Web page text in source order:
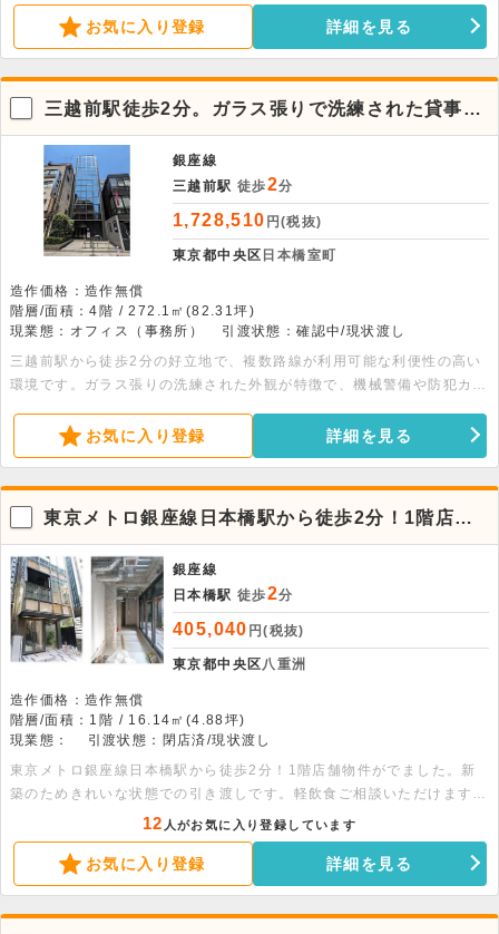
ます。詳細につきましてはぜひお問い合わせください。
お気に入り登録 詳細を見る
三越前駅徒歩2分。ガラス張りで洗練された貸事務
所
銀座線
三越前駅 徒歩2分
1,728,510 円(税抜)
東京都中央区 日本橋室町
造作価格：造作無償
階層/面積：4階 / 272.1㎡(82.31坪)
現業態：オフィス（事務所）
引渡状態：確認中/現状渡し
三越前駅から徒歩2分の好立地で、複数路線が利用可能な利便性の高い
環境です。ガラス張りの洗練された外観が特徴で、機械警備や防犯カメ
した室内は、男女別トイレ完備で事務環境も良好です。ぜひお問い合わ
せください。
お気に入り登録 詳細を見る
東京メトロ銀座線日本橋駅から徒歩2分！1階店舗
物件
銀座線
日本橋駅 徒歩2分
405,040 円(税抜)
東京都中央区八重洲
造作価格：造作無償
階層/面積：1階 / 16.14㎡(4.88坪)
現業態：
引渡状態：閉店済/現状渡し
東京メトロ銀座線日本橋駅から徒歩2分！1階店舗物件がでました。新
築のためきれいな状態での引き渡しです。軽飲食ご相談いただけますの
で、まずはお問い合わせください。
12 人がお気に入り登録しています
お気に入り登録 詳細を見る